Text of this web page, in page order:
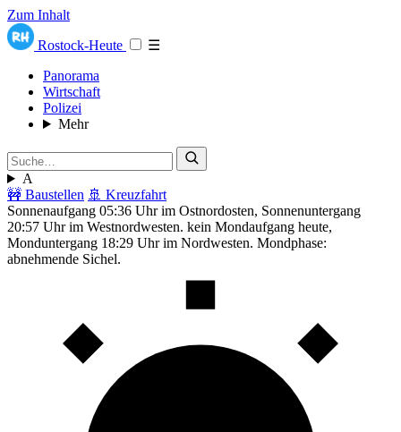
Zum Inhalt
Rostock-Heute
☰
Panorama
Wirtschaft
Polizei
Mehr
A
🚧 Baustellen 🚢 Kreuzfahrt
Sonnenaufgang 05:36 Uhr im Ostnordosten, Sonnenuntergang
20:57 Uhr im Westnordwesten. kein Mondaufgang heute,
Monduntergang 18:29 Uhr im Nordwesten. Mondphase:
abnehmende Sichel.